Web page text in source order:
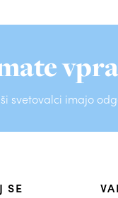
svetovalci imajo
SE